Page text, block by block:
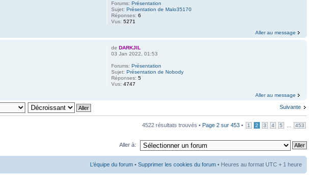
Forums: Présentation
Sujet: Présentation de Malo35170
Réponses: 6
Vus: 5271
Aller au message
de DARKJIL
03 Jan 2022, 01:53
Forums: Présentation
Sujet: Présentation de Nobody
Réponses: 5
Vus: 4747
Aller au message
Suivante
4522 résultats trouvés • Page 2 sur 453 • 1 2 3 4 5 453
Aller à:
L’équipe du forum • Supprimer les cookies du forum • Heures au format UTC + 1 heure